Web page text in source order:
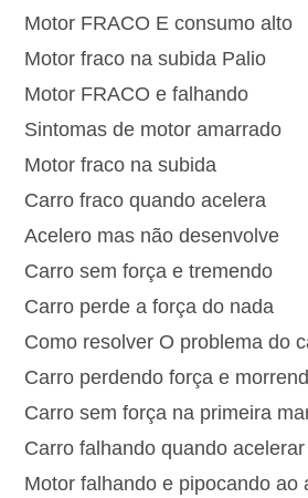
Motor FRACO E consumo alto
Motor fraco na subida Palio
Motor FRACO e falhando
Sintomas de motor amarrado
Motor fraco na subida
Carro fraco quando acelera
Acelero mas não desenvolve
Carro sem força e tremendo
Carro perde a força do nada
Como resolver O problema do
Carro perdendo força e
Carro sem força na primeira
Carro falhando quando acelerar
Motor falhando e pipocando ao